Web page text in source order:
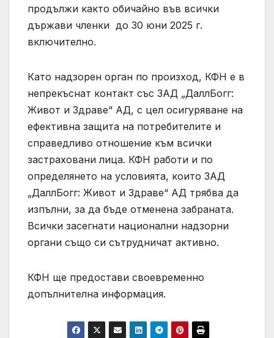
продължи както обичайно във всички
държави членки до 30 юни 2025 г.
включително.
Като надзорен орган по произход, КФН е в
непрекъснат контакт със ЗАД „ДаллБогг:
Живот и Здраве“ АД, с цел осигуряване на
ефективна защита на потребителите и
справедливо отношение към всички
застраховани лица. КФН работи и по
определянето на условията, които ЗАД
„ДаллБогг: Живот и Здраве“ АД трябва да
изпълни, за да бъде отменена забраната.
Всички засегнати национални надзорни
органи също си сътрудничат активно.
КФН ще предостави своевременно
допълнителна информация.